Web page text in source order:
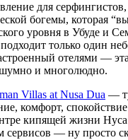
для серфингистов,
богемы, которая
уровня в Убуде и
только один
отелями —
шумно и многолюдно.
Villas at Nusa Dua —
комфорт,
кипящей жизни
— ну просто